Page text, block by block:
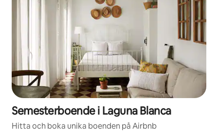
Semesterboende i Laguna Blanca
Hitta och boka unika boenden på Airbnb